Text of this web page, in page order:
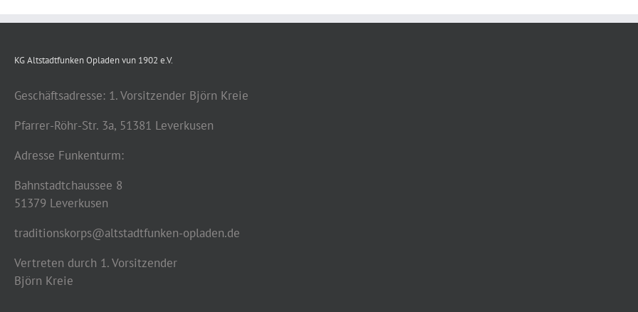
KG Altstadtfunken Opladen vun 1902 e.V.
Geschäftsadresse: 1. Vorsitzender Björn Kreie
Pfarrer-Röhr-Str. 3a, 51381 Leverkusen
Adresse Funkenturm:
Bahnstadtchaussee 8
51379 Leverkusen
traditionskorps@altstadtfunken-opladen.de
Vertreten durch 1. Vorsitzender
Björn Kreie